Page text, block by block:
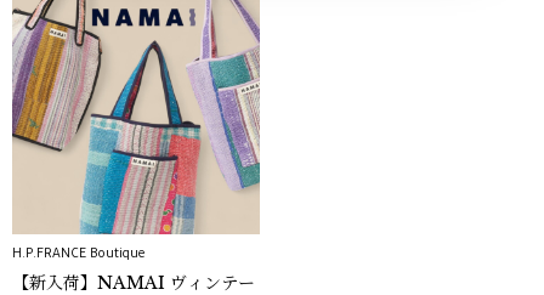
H.P.FRANCE Boutique
【新入荷】NAMAI ヴィンテー